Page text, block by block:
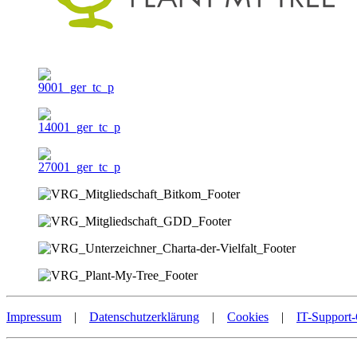
Impressum | Datenschutzerklärung | Cookies | IT-